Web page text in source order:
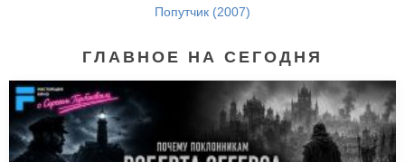
Попутчик (2007)
ГЛАВНОЕ НА СЕГОДНЯ